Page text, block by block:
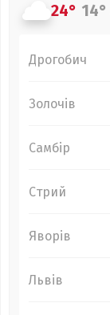
24° 14°
Дрогобич
Золочів
Самбір
Стрий
Яворів
Львів